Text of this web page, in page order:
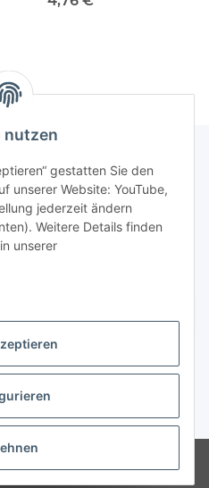
nutzen
gestatten Sie den
unserer Website: YouTube,
jederzeit ändern
Weitere Details finden
unserer
Versand